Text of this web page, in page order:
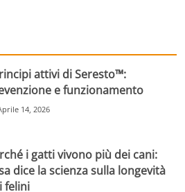
attivi di Seresto™:
e funzionamento
14, 2026
i gatti vivono più dei cani:
dice la scienza sulla longevità
felini